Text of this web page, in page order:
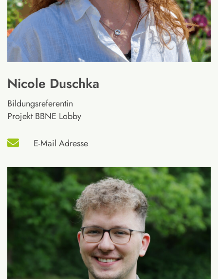
Nicole Duschka
Bildungsreferentin
Projekt BBNE Lobby
E-Mail Adresse